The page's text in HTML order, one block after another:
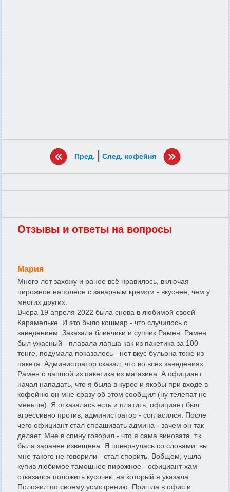
Пред. | След. кофейня
Отзывы и ответы на вопросы
Мария
Много лет захожу и ранее всё нравилось, включая
пирожное наполеон с заварным кремом - вкуснее, чем у
многих других.
Вчера 19 апреля 2022 была снова в любимой своей
Карамельке. И это было кошмар - что случилось с
заведением. Заказала блинчики и супчик Рамен. Рамен
был ужасный - плавала лапша как из пакетика за 100
тенге, подумала показалось - нет вкус бульона тоже из
пакета. Администратор сказал, что во всех заведениях
Рамен с лапшой из пакетика из магазина. А официант
начал нападать, что я была в курсе и якобы при входе в
кофейню он мне сразу об этом сообщил (ну телепат не
меньше). Я отказалась есть и платить, официант был
агрессивно против, администратор - согласился. После
чего официант стал спрашивать админа - зачем он так
делает. Мне в спину говорил - что я сама виновата, т.к.
была заранее извещена. Я повернулась со словами: вы
мне такого не говорили - стал спорить. Вобщем, ушла
купив любимое тамошнее пирожное - официант-хам
отказался положить кусочек, на который я указала.
Положил по своему усмотрению. Пришла в офис и